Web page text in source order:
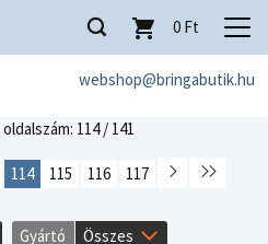
webshop@bringabutik.hu
0 Ft
oldalszám: 114 / 141
114 115 116 117
Gyártó Összes